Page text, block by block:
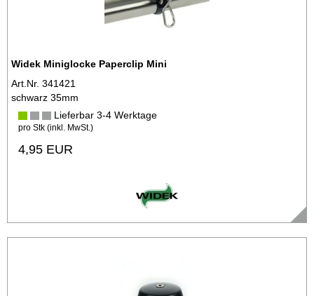
Widek Miniglocke Paperclip Mini
Art.Nr. 341421
schwarz 35mm
Lieferbar 3-4 Werktage
pro Stk (inkl. MwSt.)
4,95 EUR